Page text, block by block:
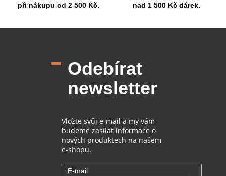
při nákupu od 2 500 Kč.
nad 1 500 Kč dárek.
Odebírat
newsletter
Vložte svůj e-mail a my vám
budeme zasílat informace o
nových produktech na našem
e-shopu.
E-mail